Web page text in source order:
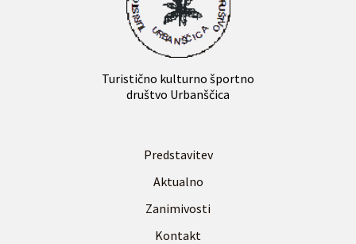
Turistično kulturno športno
društvo Urbanščica
Predstavitev
Aktualno
Zanimivosti
Kontakt